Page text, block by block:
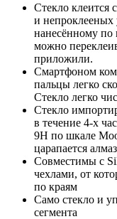
Стекло клеится
и непроклееных
нанесённому по
можно
приложили.
Смартфоном
пальцы легко
Стекло легко
Стекло
в течение 4-х
9H по шкале
царапается
Совместимы с
чехлами, от
по краям
Само стекло и
сегмента